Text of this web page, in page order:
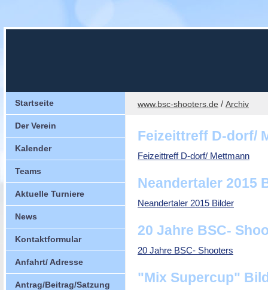
Startseite
Der Verein
Kalender
Teams
Aktuelle Turniere
News
Kontaktformular
Anfahrt/ Adresse
Antrag/Beitrag/Satzung
www.bsc-shooters.de / Archiv
Feizeittreff D-dorf/
Feizeittreff D-dorf/ Mettmann
Neandertaler 2015
Neandertaler 2015 Bilder
20 Jahre BSC-
20 Jahre BSC- Shooters
"Mix Supercup"